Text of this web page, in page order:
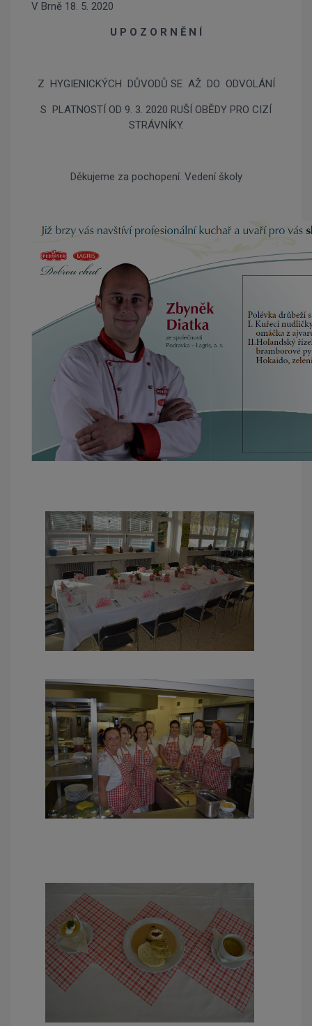
V Brně 18. 5. 2020
U P O Z O R N Ě N Í
Z HYGIENICKÝCH DŮVODŮ SE AŽ DO ODVOLÁNÍ
S PLATNOSTÍ OD 9. 3. 2020 RUŠÍ OBĚDY PRO CIZÍ
STRÁVNÍKY.
Děkujeme za pochopení. Vedení školy